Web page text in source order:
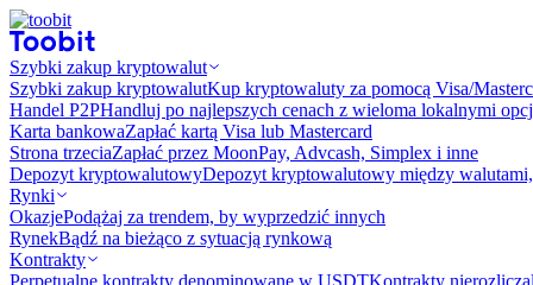
Szybki zakup kryptowalut
Szybki zakup kryptowalutKup kryptowaluty za pomocą Visa/
Handel P2PHandluj po najlepszych cenach z wieloma lokalnymi
Karta bankowaZapłać kartą Visa lub Mastercard
Strona trzeciaZapłać przez MoonPay, Advcash, Simplex i inne
Depozyt kryptowalutowyDepozyt kryptowalutowy między
Rynki
OkazjePodążaj za trendem, by wyprzedzić innych
RynekBądź na bieżąco z sytuacją rynkową
Kontrakty
Perpetualne kontrakty denominowane w USDTKontrakty